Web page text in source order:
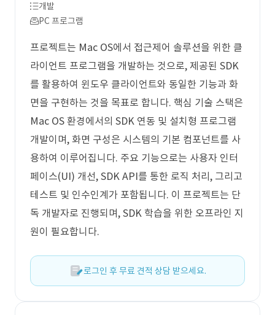
개발
PC 프로그램
프로젝트는 Mac OS에서 접근제어 솔루션을 위한 클
라이언트 프로그램을 개발하는 것으로, 제공된 SDK
를 활용하여 윈도우 클라이언트와 동일한 기능과 화
면을 구현하는 것을 목표로 합니다. 핵심 기술 스택은
Mac OS 환경에서의 SDK 연동 및 설치형 프로그램
개발이며, 화면 구성은 시스템의 기본 컴포넌트를 사
용하여 이루어집니다. 주요 기능으로는 사용자 인터
페이스(UI) 개선, SDK API를 통한 로직 처리, 그리고
테스트 및 인수인계가 포함됩니다. 이 프로젝트는 단
독 개발자로 진행되며, SDK 학습을 위한 오프라인 지
원이 필요합니다.
로그인 후 무료 견적 상담 받으세요.